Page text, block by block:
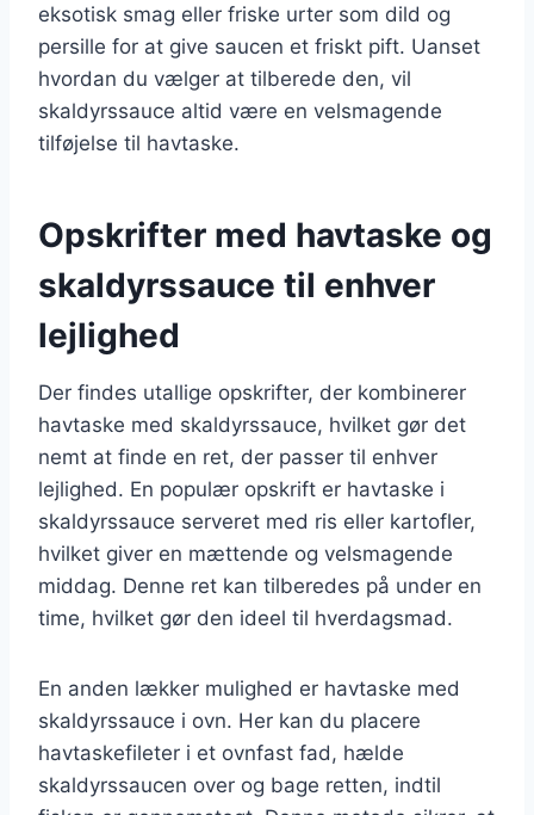
eksotisk smag eller friske urter som dild og
persille for at give saucen et friskt pift. Uanset
hvordan du vælger at tilberede den, vil
skaldyrssauce altid være en velsmagende
tilføjelse til havtaske.
Opskrifter med havtaske og
skaldyrssauce til enhver
lejlighed
Der findes utallige opskrifter, der kombinerer
havtaske med skaldyrssauce, hvilket gør det
nemt at finde en ret, der passer til enhver
lejlighed. En populær opskrift er havtaske i
skaldyrssauce serveret med ris eller kartofler,
hvilket giver en mættende og velsmagende
middag. Denne ret kan tilberedes på under en
time, hvilket gør den ideel til hverdagsmad.
En anden lækker mulighed er havtaske med
skaldyrssauce i ovn. Her kan du placere
havtaskefileter i et ovnfast fad, hælde
skaldyrssaucen over og bage retten, indtil